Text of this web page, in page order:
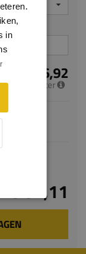
€ 26,92
per meter
€ 82,11
in